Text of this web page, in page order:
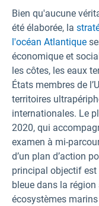
Bien qu'aucune
été élaborée, la
l'océan Atlantique
économique et
les côtes, les eaux
États membres de
territoires
internationales. Le
2020, qui
examen à mi-
d’un plan d’action
principal objectif est
bleue dans la
écosystèmes